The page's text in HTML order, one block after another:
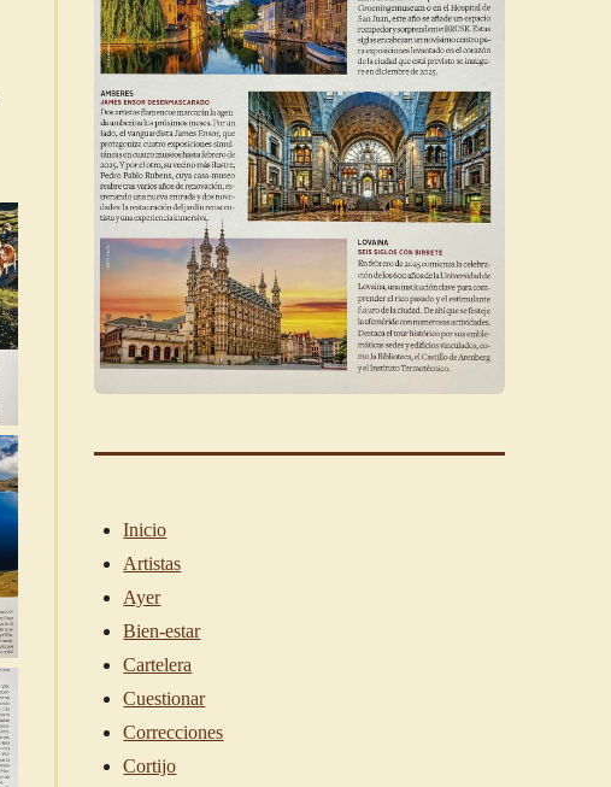
Inicio
Artistas
Ayer
Bien-estar
Cartelera
Cuestionar
Correcciones
Cortijo